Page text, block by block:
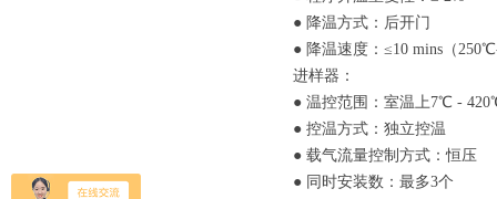
● 降温方式：后开门
● 降温速度：≤10 mins（
进样器：
● 温控范围：室温上7℃ -
● 控温方式：独立控温
● 载气流量控制方式：恒压
● 同时安装数：最多3个